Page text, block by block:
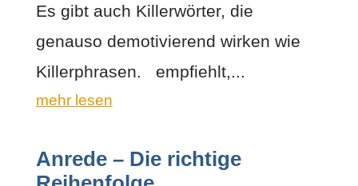
Es gibt auch Killerwörter, die
genauso demotivierend wirken wie
Killerphrasen. empfiehlt,...
mehr lesen
Anrede – Die richtige